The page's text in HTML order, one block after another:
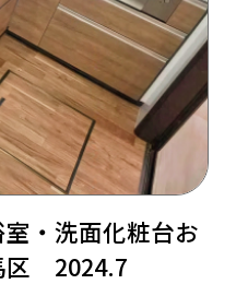
室・洗面化粧台お
区 2024.7